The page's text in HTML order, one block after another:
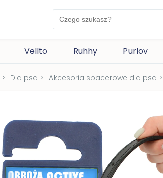
Vellto Ruhhy Purlov
> Dla psa > Akcesoria spacerowe dla psa >